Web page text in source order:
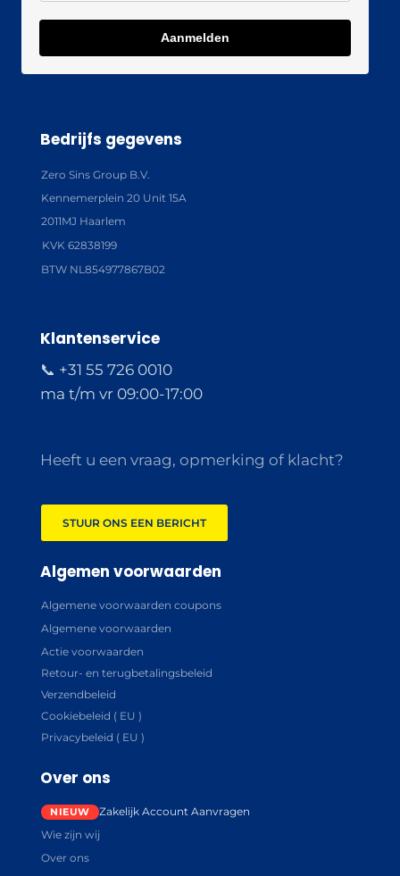
Aanmelden
Bedrijfs gegevens
Zero Sins Group B.V.
Kennemerplein 20 Unit 15A
2011MJ Haarlem
KVK 62838199
BTW NL854977867B02
Klantenservice
📞 +31 55 726 0010
ma t/m vr 09:00-17:00
Heeft u een vraag, opmerking of klacht?
STUUR ONS EEN BERICHT
Algemen voorwaarden
Algemene voorwaarden coupons
Algemene voorwaarden
Actie voorwaarden
Retour- en terugbetalingsbeleid
Verzendbeleid
Cookiebeleid ( EU )
Privacybeleid ( EU )
Over ons
Zakelijk Account Aanvragen
Wie zijn wij
Over ons